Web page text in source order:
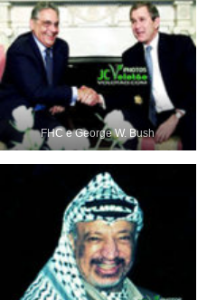
FHC e George W. Bush